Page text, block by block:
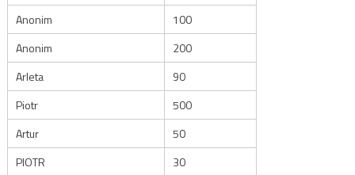
Anonim
100
Anonim
200
Arleta
90
Piotr
500
Artur
50
PIOTR
30